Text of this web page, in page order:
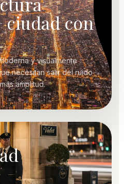
ciudad con
y visualmente
necesitan salir del ruido
amplitud.